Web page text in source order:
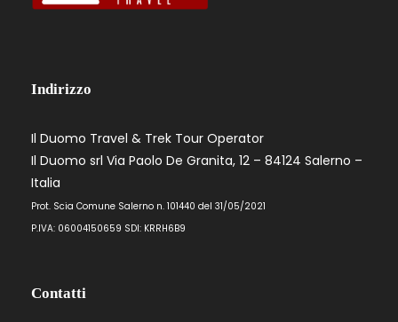
Indirizzo
Il Duomo Travel & Trek Tour Operator
Il Duomo srl Via Paolo De Granita, 12 – 84124 Salerno –
Italia
Prot. Scia Comune Salerno n. 101440 del 31/05/2021
P.IVA: 06004150659 SDI: KRRH6B9
Contatti